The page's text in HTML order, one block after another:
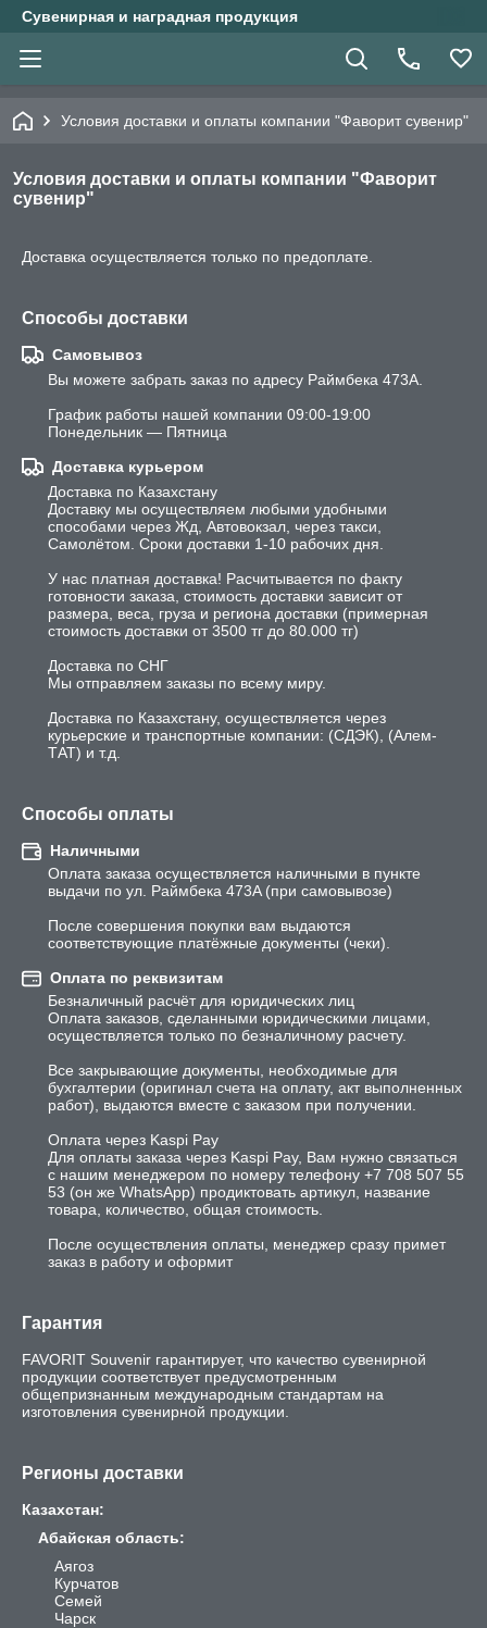
Сувенирная и наградная продукция
Условия доставки и оплаты компании "Фаворит сувенир"
Условия доставки и оплаты компании "Фаворит
сувенир"
Доставка осуществляется только по предоплате.
Способы доставки
Самовывоз
Вы можете забрать заказ по адресу Раймбека 473A.
График работы нашей компании 09:00-19:00
Понедельник — Пятница
Доставка курьером
Доставка по Казахстану
Доставку мы осуществляем любыми удобными
способами через Жд, Автовокзал, через такси,
Самолётом. Сроки доставки 1-10 рабочих дня.
У нас платная доставка! Расчитывается по факту
готовности заказа, стоимость доставки зависит от
размера, веса, груза и региона доставки (примерная
стоимость доставки от 3500 тг до 80.000 тг)
Доставка по СНГ
Мы отправляем заказы по всему миру.
Доставка по Казахстану, осуществляется через
курьерские и транспортные компании: (СДЭК), (Алем-
ТАТ) и т.д.
Способы оплаты
Наличными
Оплата заказа осуществляется наличными в пункте
выдачи по ул. Раймбека 473A (при самовывозе)
После совершения покупки вам выдаются
соответствующие платёжные документы (чеки).
Оплата по реквизитам
Безналичный расчёт для юридических лиц
Оплата заказов, сделанными юридическими лицами,
осуществляется только по безналичному расчету.
Все закрывающие документы, необходимые для
бухгалтерии (оригинал счета на оплату, акт выполненных
работ), выдаются вместе с заказом при получении.
Оплата через Kaspi Pay
Для оплаты заказа через Kaspi Pay, Вам нужно связаться
с нашим менеджером по номеру телефону +7 708 507 55
53 (он же WhatsApp) продиктовать артикул, название
товара, количество, общая стоимость.
После осуществления оплаты, менеджер сразу примет
заказ в работу и оформит
Гарантия
FAVORIT Souvenir гарантирует, что качество сувенирной
продукции соответствует предусмотренным
общепризнанным международным стандартам на
изготовления сувенирной продукции.
Регионы доставки
Казахстан:
Абайская область:
Аягоз
Курчатов
Семей
Чарск